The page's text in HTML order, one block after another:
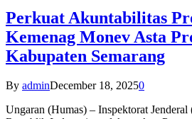
Perkuat Akuntabilitas
Kemenag Monev Asta
Kabupaten Semarang
By adminDecember 18, 20250
Ungaran (Humas) – Inspektorat